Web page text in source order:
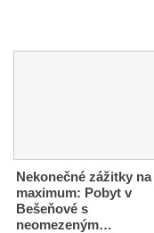
Nekonečné zážitky na
maximum: Pobyt v
Bešeňové s
neomezeným…